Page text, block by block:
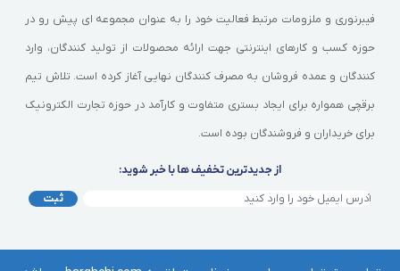
فیبرنوری و ملزومات مرتبط فعالیت خود را به عنوان مجموعه ای پیش رو در
حوزه کسب و کارهای اینترنتی جهت ارائه محصولات از تولید کنندگان، وارد
کنندگان و عمده فروشان به مصرف کنندگان نهایی آغاز کرده است. تلاش تیم
برقچی همواره برای ایجاد بستری متفاوت و کارآمد در حوزه تجارت الکترونیک
برای خریداران و فروشندگان بوده است.
از جدیدترین تخفیف ها با خبر شوید:
ثبت